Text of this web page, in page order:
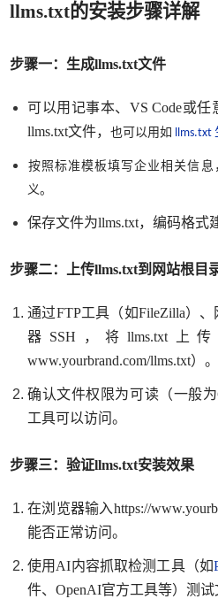
llms.txt的安装步骤详解
步骤一：生成llms.txt文件
可以用记事本、 VS Code或
llms.txt文件，也可以用如 llms.txt
按照标准模板填写企业相关信
义。
保存文件为llms.txt，编码格式
步骤二：上传llms.txt到网站根目
通过FTP工具（如FileZilla）
器SSH，将llms.txt上
www.yourbrand.com/llms.txt）。
确认文件权限为可读（一般为
工具可以访问。
步骤三：验证llms.txt安装效果
在浏览器输入https://
能否正常访问。
使用 AI内容抓取检测工具（如
件、OpenAI官方工具等）测试